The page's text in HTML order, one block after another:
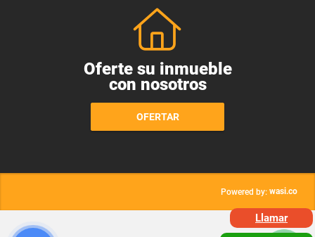
Oferte su inmueble
con nosotros
OFERTAR
Powered by: wasi.co
Llamar